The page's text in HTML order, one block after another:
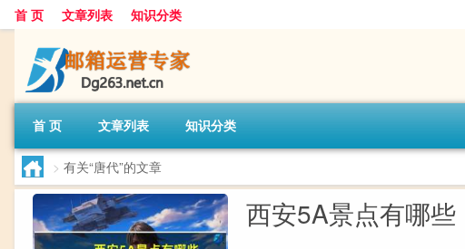
首 页 文章列表 知识分类
首 页 文章列表 知识分类
> 有关“唐代”的文章
西安5A景点有哪些